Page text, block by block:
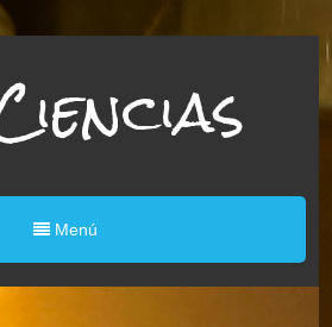
Menú
Real